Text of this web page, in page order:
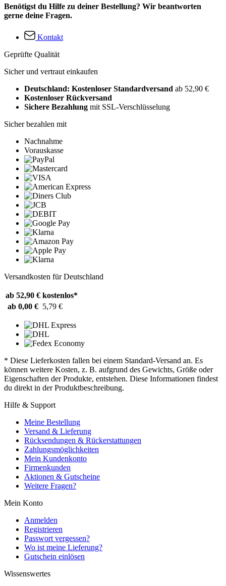
Benötigst du Hilfe zu deiner Bestellung? Wir beantworten
gerne deine Fragen.
Kontakt
Geprüfte Qualität
Sicher und vertraut einkaufen
Deutschland: Kostenloser Standardversand ab 52,90 €
Kostenloser Rückversand
Sichere Bezahlung mit SSL-Verschlüsselung
Sicher bezahlen mit
Nachnahme
Vorauskasse
Versandkosten für Deutschland
ab 52,90 € kostenlos*
ab 0,00 € 5,79 €
* Diese Lieferkosten fallen bei einem Standard-Versand an. Es
können weitere Kosten, z. B. aufgrund des Gewichts, Größe oder
Eigenschaften der Produkte, entstehen. Diese Informationen findest
du direkt in der Produktbeschreibung.
Hilfe & Support
Meine Bestellung
Versand & Lieferung
Rücksendungen & Rückerstattungen
Zahlungsmöglichkeiten
Mein Kundenkonto
Firmenkunden
Aktionen & Gutscheine
Weitere Fragen?
Mein Konto
Anmelden
Registrieren
Passwort vergessen?
Wo ist meine Lieferung?
Gutschein einlösen
Wissenswertes